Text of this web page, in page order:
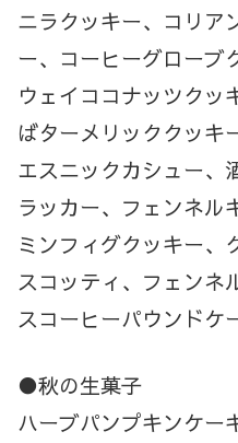
ニラクッキー、コリア
ー、コーヒーグローブ
ウェイココナッツクッ
ばターメリッククッキ
エスニックカシュー、
ラッカー、フェンネル
ミンフィグクッキー、
スコッティ、フェンネ
スコーヒーパウンドケ
●秋の生菓子
ハーブパンプキンケー